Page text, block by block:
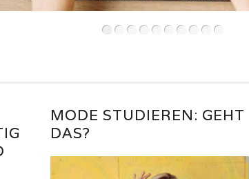
••••••••••
MODE STUDIEREN: GEHT
DAS?